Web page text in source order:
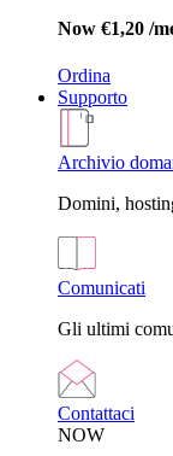
Now €1,20 /
Ordina
Supporto
Archivio
Domini,
Comunicati
Gli ultimi
Contattaci
NOW